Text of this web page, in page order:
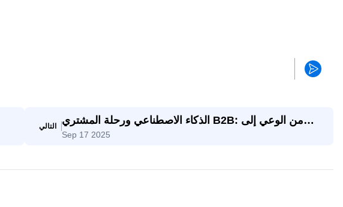
التالي
الذكاء الاصطناعي ورحلة المشتري B2B: من الوعي إلى
اتخاذ القرار
Sep 17 2025